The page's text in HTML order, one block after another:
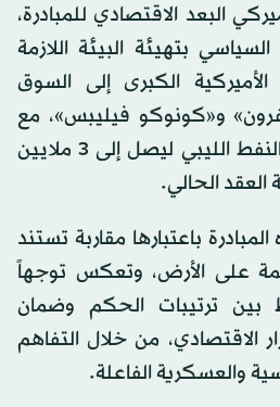
البعد الاقتصادي للمبادرة،
بتهيئة البيئة اللازمة
الكبرى إلى السوق
و«كونوكو فيليبس»، مع
طموح لمضاعفة إنتاج النفط الليبي ليصل إلى 3 ملايين
العقد الحالي.
باعتبارها مقاربة تستند
على الأرض، وتعكس توجهاً
بين ترتيبات الحكم وضمان
الاقتصادي، من خلال التفاهم
والعسكرية الفاعلة.